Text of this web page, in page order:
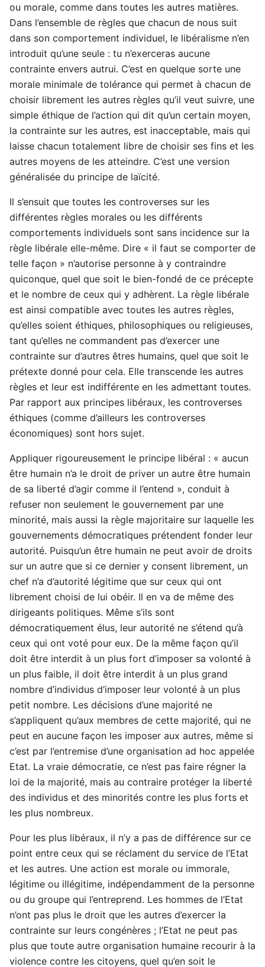
ou morale, comme dans toutes les autres matières.
Dans l’ensemble de règles que chacun de nous suit
dans son comportement individuel, le libéralisme n’en
introduit qu’une seule : tu n’exerceras aucune
contrainte envers autrui. C’est en quelque sorte une
morale minimale de tolérance qui permet à chacun de
choisir librement les autres règles qu’il veut suivre, une
simple éthique de l’action qui dit qu’un certain moyen,
la contrainte sur les autres, est inacceptable, mais qui
laisse chacun totalement libre de choisir ses fins et les
autres moyens de les atteindre. C’est une version
généralisée du principe de laïcité.
Il s’ensuit que toutes les controverses sur les
différentes règles morales ou les différents
comportements individuels sont sans incidence sur la
règle libérale elle-même. Dire « il faut se comporter de
telle façon » n’autorise personne à y contraindre
quiconque, quel que soit le bien-fondé de ce précepte
et le nombre de ceux qui y adhèrent. La règle libérale
est ainsi compatible avec toutes les autres règles,
qu’elles soient éthiques, philosophiques ou religieuses,
tant qu’elles ne commandent pas d’exercer une
contrainte sur d’autres êtres humains, quel que soit le
prétexte donné pour cela. Elle transcende les autres
règles et leur est indifférente en les admettant toutes.
Par rapport aux principes libéraux, les controverses
éthiques (comme d’ailleurs les controverses
économiques) sont hors sujet.
Appliquer rigoureusement le principe libéral : « aucun
être humain n’a le droit de priver un autre être humain
de sa liberté d’agir comme il l’entend », conduit à
refuser non seulement le gouvernement par une
minorité, mais aussi la règle majoritaire sur laquelle les
gouvernements démocratiques prétendent fonder leur
autorité. Puisqu’un être humain ne peut avoir de droits
sur un autre que si ce dernier y consent librement, un
chef n’a d’autorité légitime que sur ceux qui ont
librement choisi de lui obéir. Il en va de même des
dirigeants politiques. Même s’ils sont
démocratiquement élus, leur autorité ne s’étend qu’à
ceux qui ont voté pour eux. De la même façon qu’il
doit être interdit à un plus fort d’imposer sa volonté à
un plus faible, il doit être interdit à un plus grand
nombre d’individus d’imposer leur volonté à un plus
petit nombre. Les décisions d’une majorité ne
s’appliquent qu’aux membres de cette majorité, qui ne
peut en aucune façon les imposer aux autres, même si
c’est par l’entremise d’une organisation ad hoc appelée
Etat. La vraie démocratie, ce n’est pas faire régner la
loi de la majorité, mais au contraire protéger la liberté
des individus et des minorités contre les plus forts et
les plus nombreux.
Pour les plus libéraux, il n’y a pas de différence sur ce
point entre ceux qui se réclament du service de l’Etat
et les autres. Une action est morale ou immorale,
légitime ou illégitime, indépendamment de la personne
ou du groupe qui l’entreprend. Les hommes de l’Etat
n’ont pas plus le droit que les autres d’exercer la
contrainte sur leurs congénères ; l’Etat ne peut pas
plus que toute autre organisation humaine recourir à la
violence contre les citoyens, quel qu’en soit le